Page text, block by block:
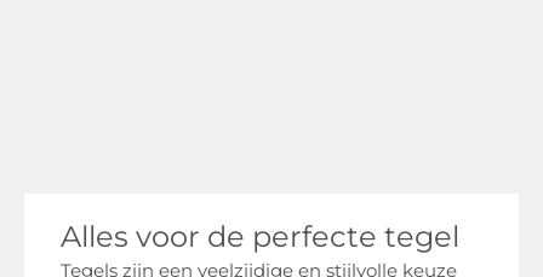
Alles voor de perfecte tegel
Tegels zijn een veelzijdige en stijlvolle keuze